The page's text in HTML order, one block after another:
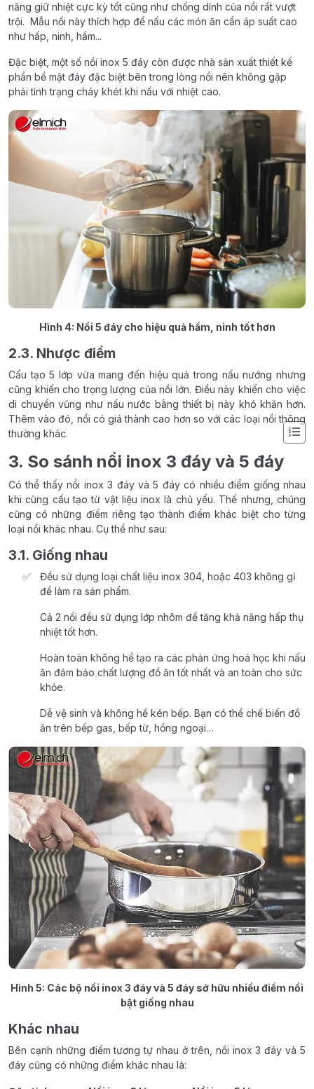
năng giữ nhiệt cực kỳ tốt cũng như chống dính của nồi rất vượt
trội. Mẫu nồi này thích hợp để nấu các món ăn cần áp suất cao
như hấp, ninh, hầm...
Đặc biệt, một số nồi inox 5 đáy còn được nhà sản xuất thiết kế
phần bề mặt đáy đặc biệt bên trong lòng nồi nên không gặp
phải tình trạng cháy khét khi nấu với nhiệt cao.
Hình 4: Nồi 5 đáy cho hiệu quả hầm, ninh tốt hơn
2.3. Nhược điểm
Cấu tạo 5 lớp vừa mang đến hiệu quả trong nấu nướng nhưng
cũng khiến cho trọng lượng của nồi lớn. Điều này khiến cho việc
di chuyển vũng như nấu nước bằng thiết bị này khó khăn hơn.
Thêm vào đó, nồi có giá thành cao hơn so với các loại nồi thông
thường khác.
3. So sánh nồi inox 3 đáy và 5 đáy
Có thể thấy nồi inox 3 đáy và 5 đáy có nhiều điểm giống nhau
khi cùng cấu tạo từ vật liệu inox là chủ yếu. Thế nhưng, chúng
cũng có những điểm riêng tạo thành điểm khác biệt cho từng
loại nồi khác nhau. Cụ thể như sau:
3.1. Giống nhau
Đều sử dụng loại chất liệu inox 304, hoặc 403 không gỉ
để làm ra sản phẩm.
Cả 2 nồi đều sử dụng lớp nhôm để tăng khả năng hấp thụ
nhiệt tốt hơn.
Hoàn toàn không hề tạo ra các phản ứng hoá học khi nấu
ăn đảm bảo chất lượng đồ ăn tốt nhất và an toàn cho sức
khỏe.
Dễ vệ sinh và không hề kén bếp. Bạn có thể chế biến đồ
ăn trên bếp gas, bếp từ, hồng ngoại…
Hình 5: Các bộ nồi inox 3 đáy và 5 đáy sở hữu nhiều điểm nổi
bật giống nhau
Khác nhau
Bên cạnh những điểm tương tự nhau ở trên, nồi inox 3 đáy và 5
đáy cũng có những điểm khác nhau là: